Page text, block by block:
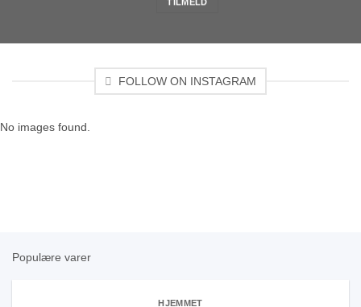
FOLLOW ON INSTAGRAM
No images found.
Populære varer
HJEMMET